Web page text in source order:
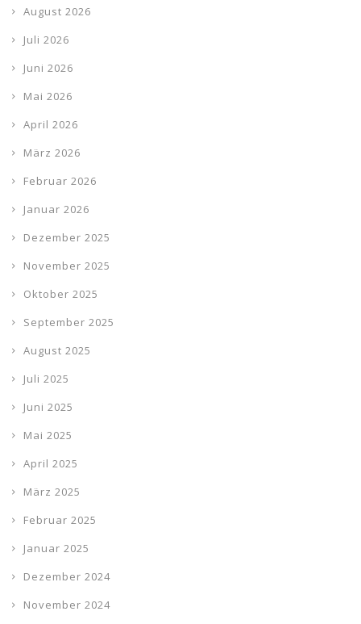
August 2026
Juli 2026
Juni 2026
Mai 2026
April 2026
März 2026
Februar 2026
Januar 2026
Dezember 2025
November 2025
Oktober 2025
September 2025
August 2025
Juli 2025
Juni 2025
Mai 2025
April 2025
März 2025
Februar 2025
Januar 2025
Dezember 2024
November 2024